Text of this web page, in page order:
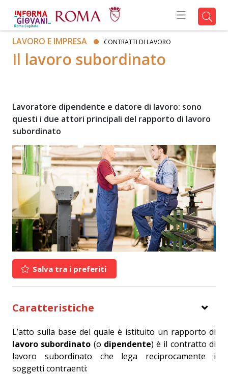
LAVORO E IMPRESA CONTRATTI DI LAVORO
Il lavoro subordinato
Lavoratore dipendente e datore di lavoro: sono
questi i due attori principali del rapporto di lavoro
subordinato
Salva tra i preferiti
Caratteristiche
L’atto sulla base del quale è istituito un rapporto di
lavoro subordinato (o dipendente) è il contratto di
lavoro subordinato che lega reciprocamente i
soggetti contraenti: